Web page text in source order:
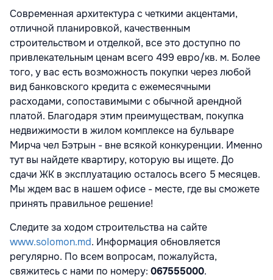
Современная архитектура с четкими акцентами,
отличной планировкой, качественным
строительством и отделкой, все это доступно по
привлекательным ценам всего 499 евро/кв. м. Более
того, у вас есть возможность покупки через любой
вид банковского кредита с ежемесячными
расходами, сопоставимыми с обычной арендной
платой. Благодаря этим преимуществам, покупка
недвижимости в жилом комплексе на бульваре
Мирча чел Бэтрын - вне всякой конкуренции. Именно
тут вы найдете квартиру, которую вы ищете. До
сдачи ЖК в эксплуатацию осталось всего 5 месяцев.
Мы ждем вас в нашем офисе - месте, где вы сможете
принять правильное решение!
Следите за ходом строительства на сайте
www.solomon.md. Информация обновляется
регулярно. По всем вопросам, пожалуйста,
свяжитесь с нами по номеру: 067555000.